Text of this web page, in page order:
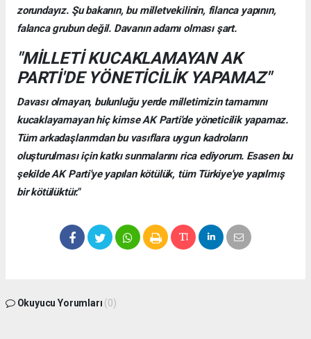
zorundayız. Şu bakanın, bu milletvekilinin, filanca yapının,
falanca grubun değil. Davanın adamı olması şart.
"MİLLETİ KUCAKLAMAYAN AK
PARTİ'DE YÖNETİCİLİK YAPAMAZ"
Davası olmayan, bulunluğu yerde milletimizin tamamını
kucaklayamayan hiç kimse AK Parti'de yöneticilik yapamaz.
Tüm arkadaşlarımdan bu vasıflara uygun kadroların
oluşturulması için katkı sunmalarını rica ediyorum. Esasen bu
şekilde AK Parti'ye yapılan kötülük, tüm Türkiye'ye yapılmış
bir kötülüktür."
Okuyucu Yorumları (0)